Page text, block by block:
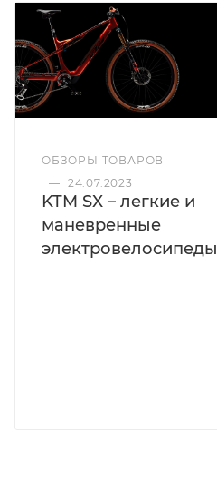
ОБЗОРЫ ТОВАРОВ
— 24.07.2023
KTM SX – легкие и
маневренные
электровелосипеды